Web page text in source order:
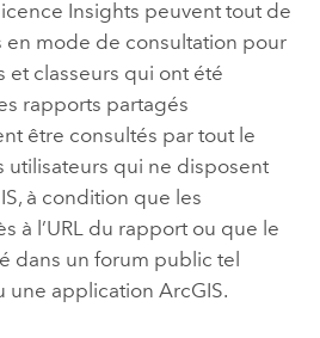
Insights peuvent tout de
en mode de consultation pour
et classeurs qui ont été
rapports partagés
être consultés par tout le
utilisateurs qui ne disposent
à condition que les
à l’URL du rapport ou que le
dans un forum public tel
une application ArcGIS.